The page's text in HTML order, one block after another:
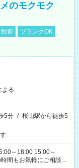
のモクモク
迎
ブランクOK
よる
5分 / 桜山駅から徒歩5